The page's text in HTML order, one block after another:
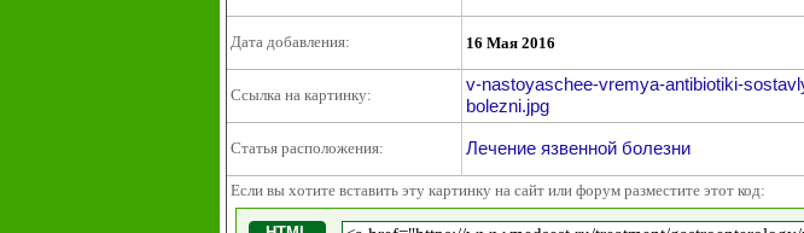
Дата добавления: 16 Мая 2016
Ссылка на картинку:
v-nastoyaschee-vremya-antibiotiki-
bolezni.jpg
Статья расположения: Лечение язвенной болезни
Если вы хотите вставить эту картинку на сайт или форум разместите этот код: